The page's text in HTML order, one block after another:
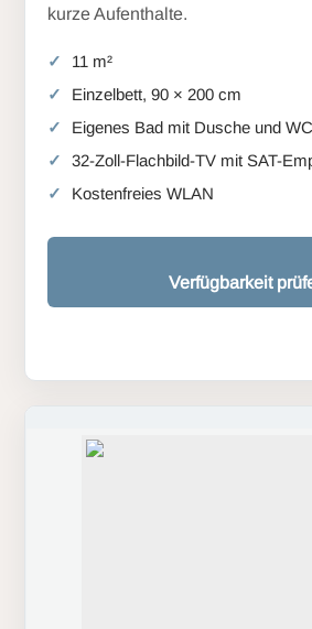
kurze Aufenthalte.
11 m²
Einzelbett, 90 × 200 cm
Eigenes Bad mit Dusche und WC
32-Zoll-Flachbild-TV mit SAT-
Kostenfreies WLAN
Verfügbarkeit